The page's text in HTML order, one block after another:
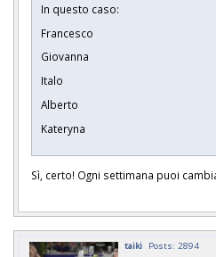
In questo caso:
Francesco
Giovanna
Italo
Alberto
Kateryna
Sì, certo! Ogni settimana puoi
taiki Posts: 2894